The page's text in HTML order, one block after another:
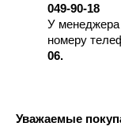
049-90-18
У менеджера
номеру
06.
Уважаемые